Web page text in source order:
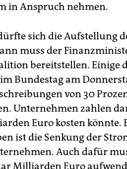
in Anspruch nehmen.
sich die Aufstellung
muss der
bereitstellen. Einige
Bundestag am
von 30
Unternehmen zahlen
Euro kosten könnte.
ist die Senkung der
Auch dafür
Milliarden Euro